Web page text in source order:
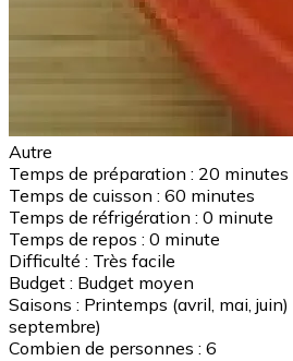
Autre
Temps de préparation : 20 minutes
Temps de cuisson : 60 minutes
Temps de réfrigération : 0 minute
Temps de repos : 0 minute
Difficulté : Très facile
Budget : Budget moyen
Saisons : Printemps (avril, mai, juin)
septembre)
Combien de personnes : 6